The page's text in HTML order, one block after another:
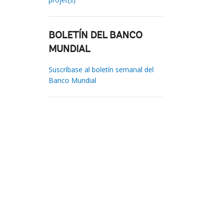
BOLETÍN DEL BANCO
MUNDIAL
Suscríbase al boletín semanal del
Banco Mundial